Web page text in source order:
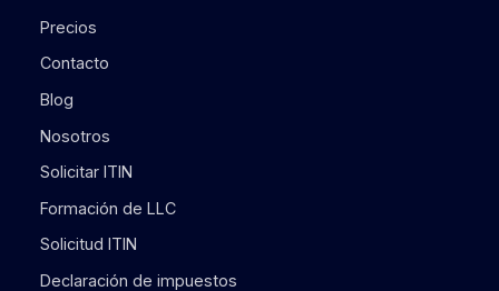
Precios
Contacto
Blog
Nosotros
Solicitar ITIN
Formación de LLC
Solicitud ITIN
Declaración de impuestos